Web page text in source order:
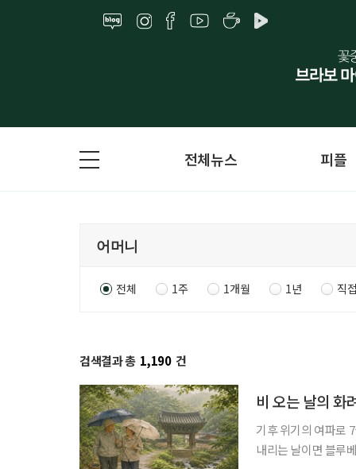
전체뉴스 피플
전체 1주 1개월 1년 직
검색결과 총 1,190 건
비 오는 날의 화
기후 위기의 여파로
내리는 날이면 블루베리 주